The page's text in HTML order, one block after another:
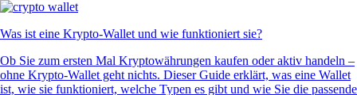
Was ist eine Krypto-Wallet und wie funktioniert sie?
Ob Sie zum ersten Mal Kryptowährungen kaufen oder aktiv handeln –
ohne Krypto-Wallet geht nichts. Dieser Guide erklärt, was eine Wallet
ist, wie sie funktioniert, welche Typen es gibt und wie Sie die passende